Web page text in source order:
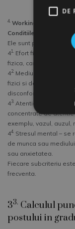
4. Working conditions
Conditiile de munca
Ele sunt privite prin
41. Efort fizic – locuri
fizica, care pot
42. Mediul fizic – locuri
fizici si de mediu
disconfort pentru
43. Atentie senzoriala
concentrate de
exemplu, vazul,
44. Stresul mental – se
de munca sau
sau anxietatea.
Fiecare subcriteriu
frecventa.
33. Calculul
postului in
DE